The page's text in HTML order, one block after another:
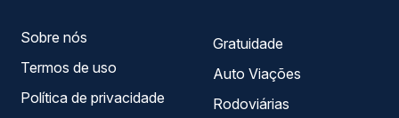
Sobre nós
Termos de uso
Política de privacidade
Gratuidade
Auto Viações
Rodoviárias